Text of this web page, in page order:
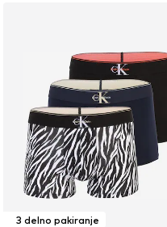
3 delno pakiranje